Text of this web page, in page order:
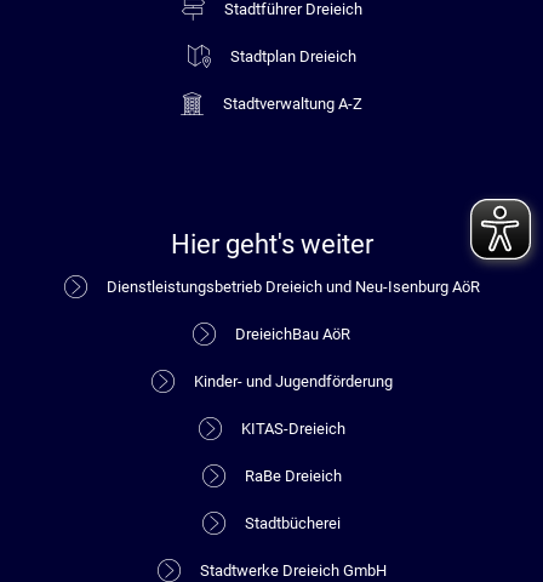
Stadtführer Dreieich
Stadtplan Dreieich
Stadtverwaltung A-Z
Hier geht's weiter
Dienstleistungsbetrieb Dreieich und Neu-Isenburg AöR
DreieichBau AöR
Kinder- und Jugendförderung
KITAS-Dreieich
RaBe Dreieich
Stadtbücherei
Stadtwerke Dreieich GmbH